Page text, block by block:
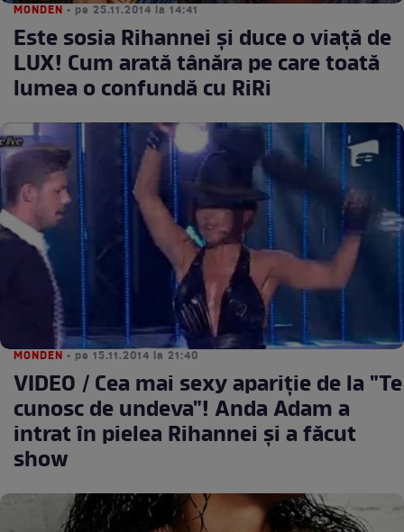
MONDEN • pe 25.11.2014 la 14:41
Este sosia Rihannei şi duce o viaţă de
LUX! Cum arată tânăra pe care toată
lumea o confundă cu RiRi
MONDEN • pe 15.11.2014 la 21:40
VIDEO / Cea mai sexy apariţie de la "Te
cunosc de undeva"! Anda Adam a
intrat în pielea Rihannei şi a făcut
show